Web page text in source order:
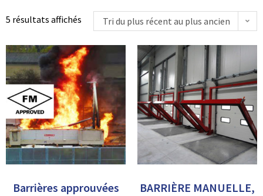
5 résultats affichés Tri du plus récent au plus ancien
Barrières approuvées
BARRIÈRE MANUELLE,